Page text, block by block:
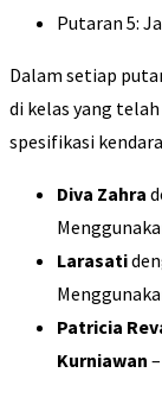
​Putaran 5:
Dalam setiap
di kelas yang
spesifikasi
Diva Zahra
Larasati
Patricia
Kurniawan